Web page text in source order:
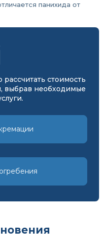
панихида от
стоимость
выбрав необходимые